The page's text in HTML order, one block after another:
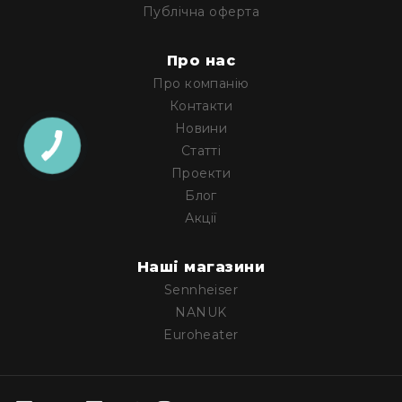
Конференційні
Бари
синхронного
перекладу
Презентаційні/
екскурсійні
системи
Системи
Панелі
керування
Процесори
Публічна оферта
Про нас
Про компанію
Контакти
Новини
Статті
Проекти
Блог
Акції
Наші магазини
Sennheiser
NANUK
Euroheater